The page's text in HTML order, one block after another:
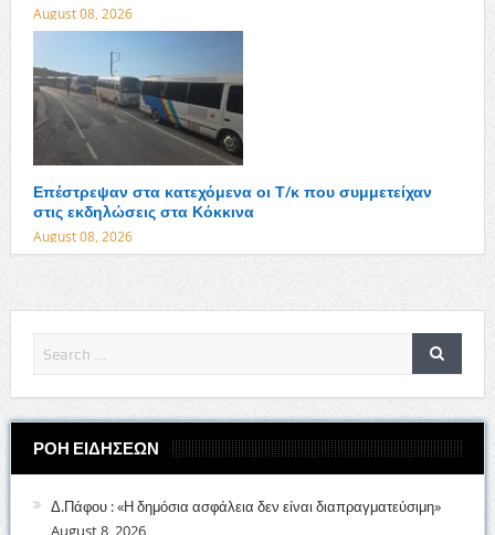
August 08, 2026
Επέστρεψαν στα κατεχόμενα οι Τ/κ που συμμετείχαν
στις εκδηλώσεις στα Κόκκινα
August 08, 2026
ΡΟΗ ΕΙΔΗΣΕΩΝ
Δ.Πάφου : «Η δημόσια ασφάλεια δεν είναι διαπραγματεύσιμη»
August 8, 2026